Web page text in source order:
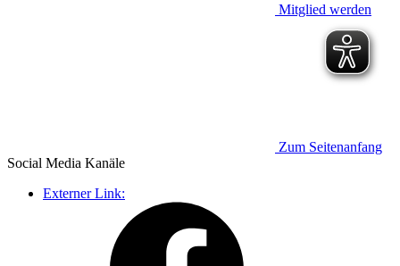
Mitglied werden
Zum Seitenanfang
Social Media Kanäle
Externer Link: